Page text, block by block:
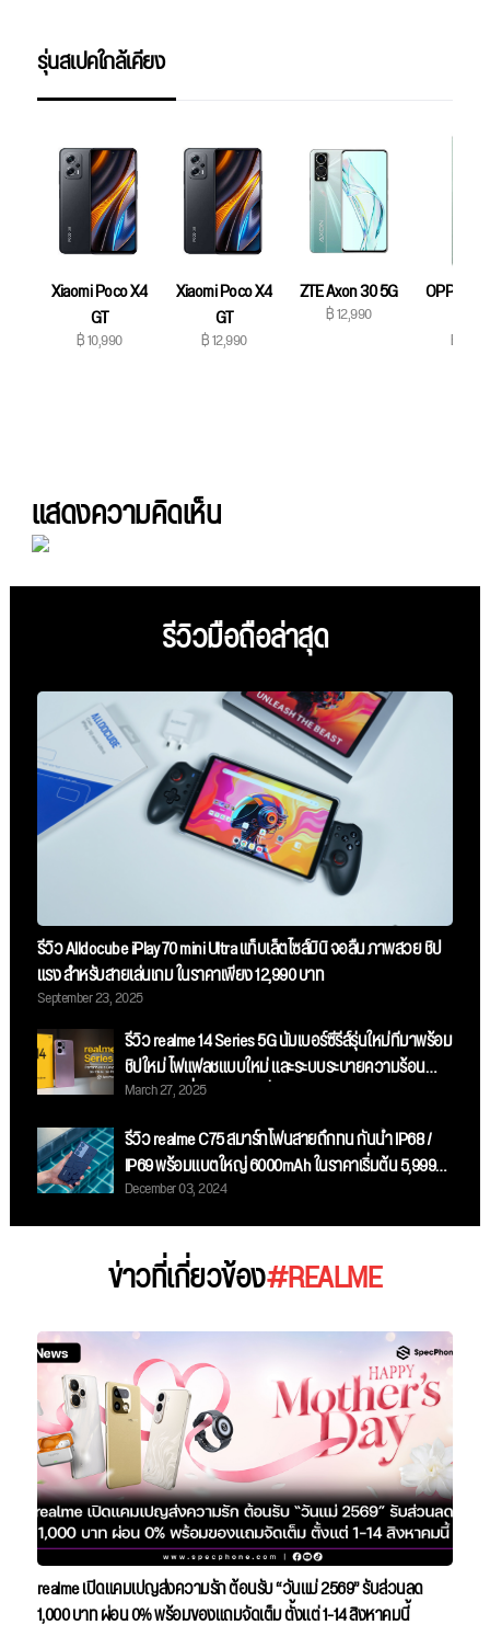
รุ่นสเปคใกล้เคียง
Xiaomi Poco X4
GT
฿ 10,990
Xiaomi Poco X4
GT
฿ 12,990
ZTE Axon 30 5G
฿ 12,990
OPPO
฿
แสดงความคิดเห็น
รีวิวมือถือล่าสุด
รีวิว Alldocube iPlay 70 mini Ultra แท็บเล็ตไซส์มินิ จอลื่น ภาพสวย ชิป
แรง สำหรับสายเล่นเกม ในราคาเพียง 12,990 บาท
September 23, 2025
รีวิว realme 14 Series 5G นัมเบอร์ซีรี่ส์รุ่นใหม่ที่มาพร้อม
ชิปใหม่ ไฟแฟลชแบบใหม่ และระบบระบายความร้อน
ขนาดใหญ่ที่สุด ในราคาเริ่มต้น 11,999 บาท
March 27, 2025
รีวิว realme C75 สมาร์ทโฟนสายถึกทน กันน้ำ IP68 /
IP69 พร้อมแบตใหญ่ 6000mAh ในราคาเริ่มต้น 5,999
บาท
December 03, 2024
ข่าวที่เกี่ยวข้อง#REALME
realme เปิดแคมเปญส่งความรัก ต้อนรับ “วันแม่ 2569” รับส่วนลด
1,000 บาท ผ่อน 0% พร้อมของแถมจัดเต็ม ตั้งแต่ 1-14 สิงหาคมนี้